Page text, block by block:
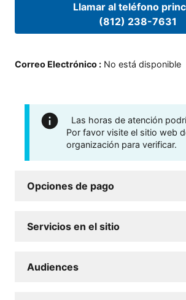
Llamar al teléfono
(812) 238-7631
Correo Electrónico : No está disponible
Las horas de atención
Por favor visite el sitio web
organización para verificar.
Opciones de pago
Servicios en el sitio
Audiences